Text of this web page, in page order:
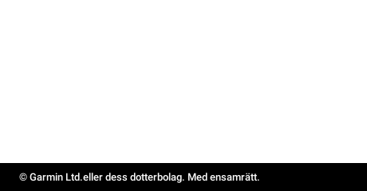
© Garmin Ltd.eller dess dotterbolag. Med ensamrätt.